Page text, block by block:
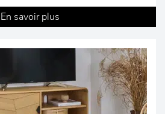
En savoir plus